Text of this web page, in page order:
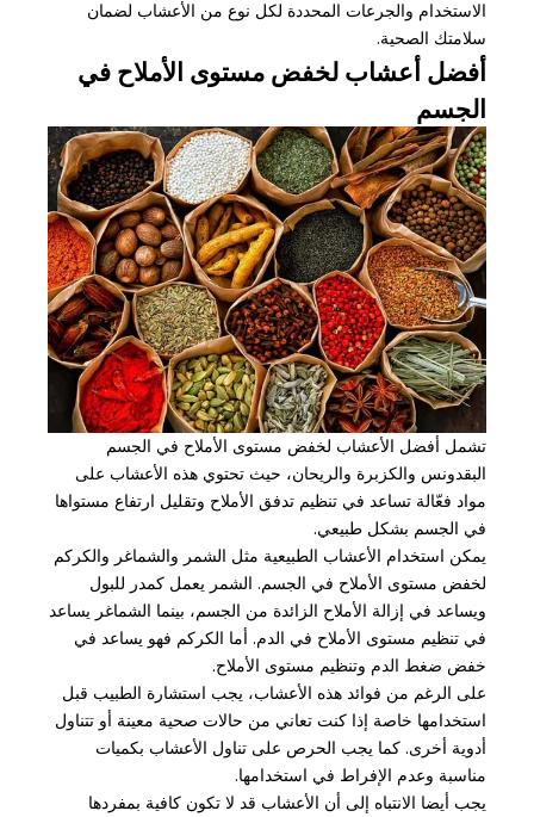
الاستخدام والجرعات المحددة لكل نوع من الأعشاب لضمان
سلامتك الصحية.
أفضل أعشاب لخفض مستوى الأملاح في
الجسم
تشمل أفضل الأعشاب لخفض مستوى الأملاح في الجسم
البقدونس والكزبرة والريحان، حيث تحتوي هذه الأعشاب على
مواد فعّالة تساعد في تنظيم تدفق الأملاح وتقليل ارتفاع مستواها
في الجسم بشكل طبيعي.
يمكن استخدام الأعشاب الطبيعية مثل الشمر والشماغر والكركم
لخفض مستوى الأملاح في الجسم. الشمر يعمل كمدر للبول
ويساعد في إزالة الأملاح الزائدة من الجسم، بينما الشماغر يساعد
في تنظيم مستوى الأملاح في الدم. أما الكركم فهو يساعد في
خفض ضغط الدم وتنظيم مستوى الأملاح.
على الرغم من فوائد هذه الأعشاب، يجب استشارة الطبيب قبل
استخدامها خاصة إذا كنت تعاني من حالات صحية معينة أو تتناول
أدوية أخرى. كما يجب الحرص على تناول الأعشاب بكميات
مناسبة وعدم الإفراط في استخدامها.
يجب أيضا الانتباه إلى أن الأعشاب قد لا تكون كافية بمفردها